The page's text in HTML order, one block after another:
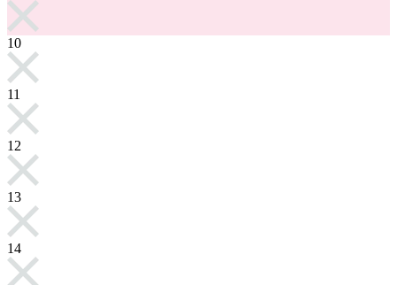
10
11
12
13
14